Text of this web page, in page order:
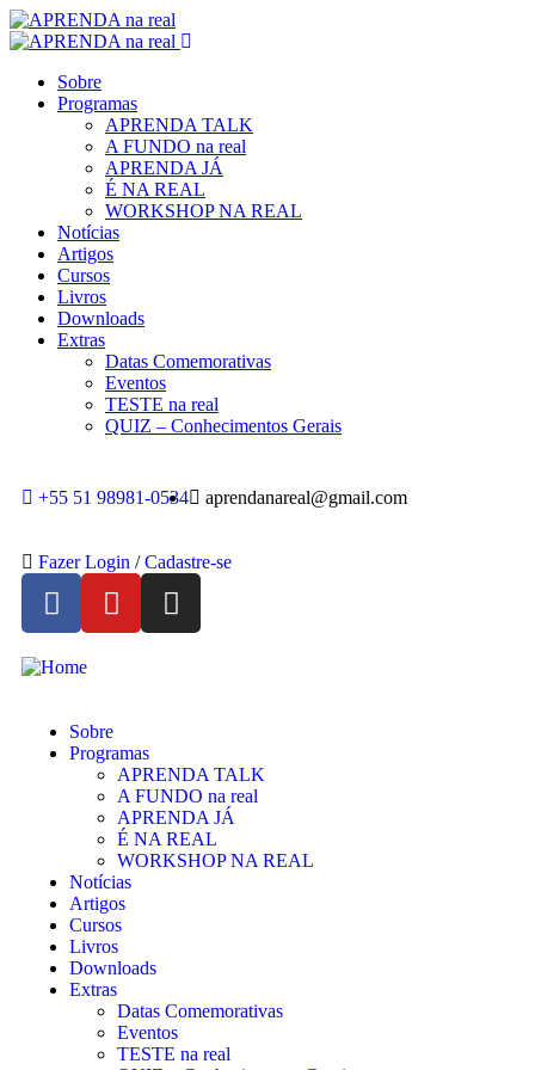
Sobre
Programas
APRENDA TALK
A FUNDO na real
APRENDA JÁ
É NA REAL
WORKSHOP NA REAL
Notícias
Artigos
Cursos
Livros
Downloads
Extras
Datas Comemorativas
Eventos
TESTE na real
QUIZ – Conhecimentos Gerais
+55 51 98981-0534 aprendanareal@gmail.com
Fazer Login / Cadastre-se
Sobre
Programas
APRENDA TALK
A FUNDO na real
APRENDA JÁ
É NA REAL
WORKSHOP NA REAL
Notícias
Artigos
Cursos
Livros
Downloads
Extras
Datas Comemorativas
Eventos
TESTE na real